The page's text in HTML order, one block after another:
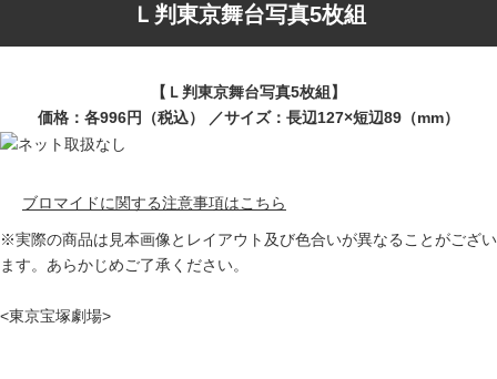
Ｌ判東京舞台写真5枚組
【Ｌ判東京舞台写真5枚組】
価格：各996円（税込） ／サイズ：長辺127×短辺89（mm）
ブロマイドに関する注意事項はこちら
※実際の商品は見本画像とレイアウト及び色合いが異なることがござい
ます。あらかじめご了承ください。
<東京宝塚劇場>
ブック
カスタマイズCD